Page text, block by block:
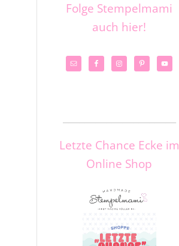
Folge Stempelmami
auch hier!
Letzte Chance Ecke im
Online Shop